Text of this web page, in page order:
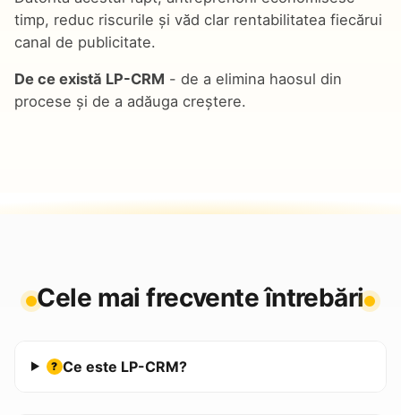
timp, reduc riscurile și văd clar rentabilitatea fiecărui
canal de publicitate.
De ce există LP-CRM - de a elimina haosul din
procese și de a adăuga creștere.
Cele mai frecvente întrebări
? Ce este LP-CRM?